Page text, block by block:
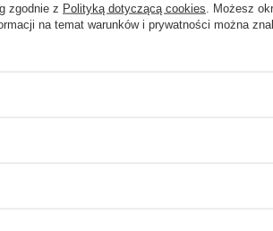
zgodnie z Polityką dotyczącą cookies . Możesz
na temat warunków i prywatności można